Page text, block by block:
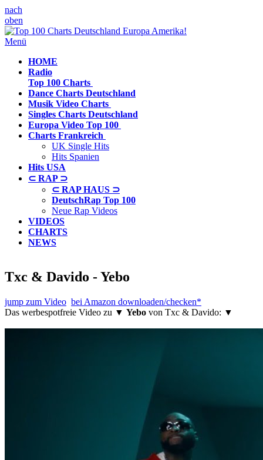
nach
oben
Menü
HOME
Radio
Top 100 Charts
Dance Charts Deutschland
Musik Video Charts
Singles Charts Deutschland
Europa Video Top 100
Charts Frankreich
UK Single Hits
Hits Spanien
Hits USA
⊂ RAP ⊃
⊂ RAP HAUS ⊃
DeutschRap Top 100
Neue Rap Videos
VIDEOS
CHARTS
NEWS
Txc & Davido - Yebo
jump zum Video bei Amazon downloaden/checken*
Das werbespotfreie Video zu ▼ Yebo von Txc & Davido: ▼